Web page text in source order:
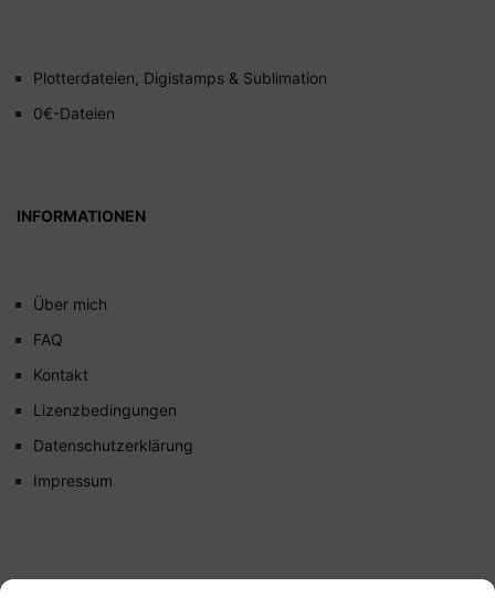
Plotterdateien, Digistamps & Sublimation
0€-Dateien
INFORMATIONEN
Über mich
FAQ
Kontakt
Lizenzbedingungen
Datenschutzerklärung
Impressum